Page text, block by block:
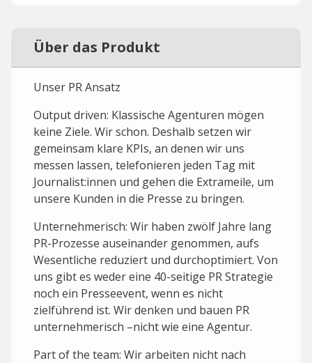
Über das Produkt
Unser PR Ansatz
Output driven: Klassische Agenturen mögen
keine Ziele. Wir schon. Deshalb setzen wir
gemeinsam klare KPIs, an denen wir uns
messen lassen, telefonieren jeden Tag mit
Journalist:innen und gehen die Extrameile, um
unsere Kunden in die Presse zu bringen.
Unternehmerisch: Wir haben zwölf Jahre lang
PR-Prozesse auseinander genommen, aufs
Wesentliche reduziert und durchoptimiert. Von
uns gibt es weder eine 40-seitige PR Strategie
noch ein Presseevent, wenn es nicht
zielführend ist. Wir denken und bauen PR
unternehmerisch –nicht wie eine Agentur.
Part of the team: Wir arbeiten nicht nach